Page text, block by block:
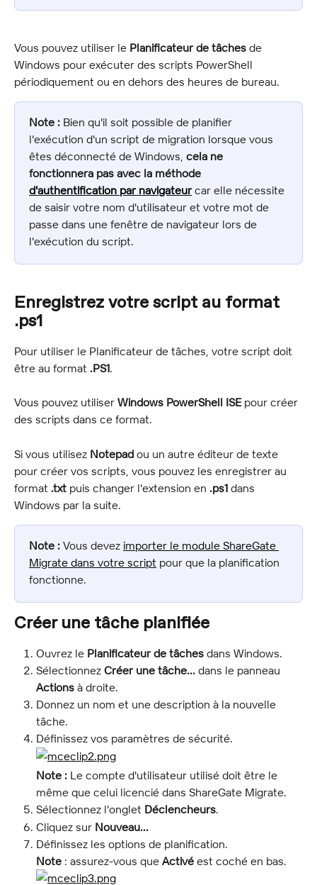
Vous pouvez utiliser le Planificateur de tâches de
Windows pour exécuter des scripts PowerShell
périodiquement ou en dehors des heures de bureau.
Note : Bien qu'il soit possible de planifier
l'exécution d'un script de migration lorsque vous
êtes déconnecté de Windows, cela ne
fonctionnera pas avec la méthode
d'authentification par navigateur car elle nécessite
de saisir votre nom d'utilisateur et votre mot de
passe dans une fenêtre de navigateur lors de
l'exécution du script.
Enregistrez votre script au format
.ps1
Pour utiliser le Planificateur de tâches, votre script doit
être au format .PS1.
Vous pouvez utiliser Windows PowerShell ISE pour créer
des scripts dans ce format.
Si vous utilisez Notepad ou un autre éditeur de texte
pour créer vos scripts, vous pouvez les enregistrer au
format .txt puis changer l'extension en .ps1 dans
Windows par la suite.
Note : Vous devez importer le module ShareGate
Migrate dans votre script pour que la planification
fonctionne.
Créer une tâche planifiée
Ouvrez le Planificateur de tâches dans Windows.
Sélectionnez Créer une tâche... dans le panneau
Actions à droite.
Donnez un nom et une description à la nouvelle
tâche.
Définissez vos paramètres de sécurité.
Note : Le compte d'utilisateur utilisé doit être le
même que celui licencié dans ShareGate Migrate.
Sélectionnez l'onglet Déclencheurs.
Cliquez sur Nouveau...
Définissez les options de planification.
Note : assurez-vous que Activé est coché en bas.